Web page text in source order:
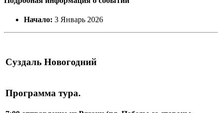
Начало: 3 Январь 2026
Суздаль Новогодний
Программа тура.